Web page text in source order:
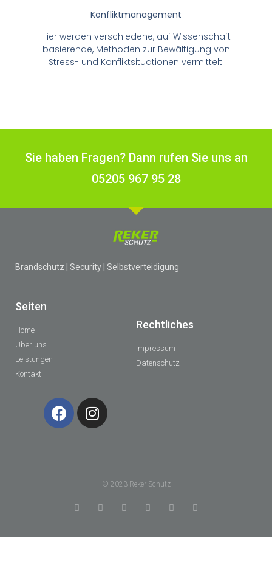
Konfliktmanagement
Hier werden verschiedene, auf Wissenschaft
basierende, Methoden zur Bewältigung von
Stress- und Konfliktsituationen vermittelt.
Sie haben Fragen? Dann rufen Sie uns an
05205 967 95 28
Brandschutz | Security | Selbstverteidigung
Seiten
Home
Über uns
Leistungen
Kontakt
Rechtliches
Impressum
Datenschutz
© 2023 Reker Schutz